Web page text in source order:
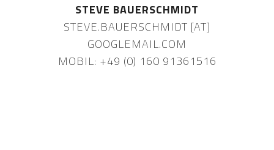
STEVE BAUERSCHMIDT
STEVE.BAUERSCHMIDT [AT]
GOOGLEMAIL.COM
MOBIL: +49 (0) 160 91361516